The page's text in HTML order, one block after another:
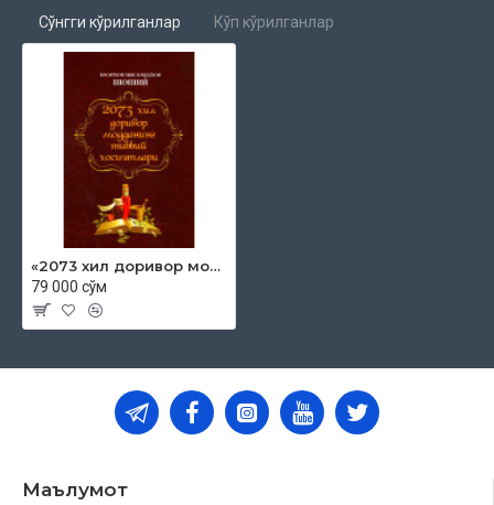
Сўнгги кўрилганлар Кўп кўрилганлар
«2073 хил доривор модданинг тиббий хосиятлари»
79 000 сўм
Маълумот